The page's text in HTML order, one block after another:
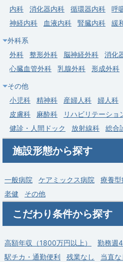
募集科目 小児科
勤務地 静岡県 下田市
常勤
～／職員寮あり
求人病院名
下田メディカ
眼科
勤務地 静岡県 下田市
給与 年収 1,600万円
内科
消化器内科 循環器内科 呼
神経内科
血液内科 腎臓内科 緩
外科系
外科
整形外科 脳神経外科 消化
心臓血管外科
乳腺外科 形成外科
その他
小児科
精神科 産婦人科 婦人科
皮膚科
麻酔科 リハビリテーショ
健診・人間ドック
放射線科 総合
施設形態から探す
一般病院 ケアミックス病院 療養型
老健
その他
こだわり条件から探す
高額年収（1800万円以上） 勤務週
駅チカ・通勤便利
残業なし 当直な